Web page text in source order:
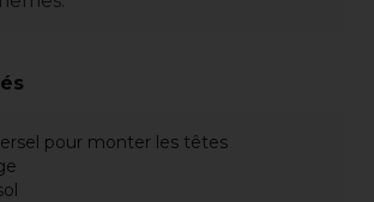
pour monter les têtes